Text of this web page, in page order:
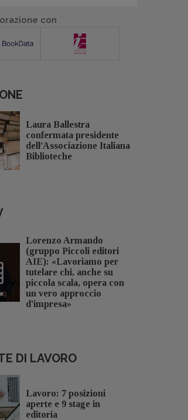
con
Laura Ballestra
confermata presidente
dell’Associazione Italiana
Biblioteche
Lorenzo Armando
(gruppo Piccoli editori
AIE): «Lavoriamo per
tutelare chi, anche su
piccola scala, opera con
un vero approccio
d'impresa»
DI LAVORO
Lavoro: 7 posizioni
aperte e 9 stage in
editoria